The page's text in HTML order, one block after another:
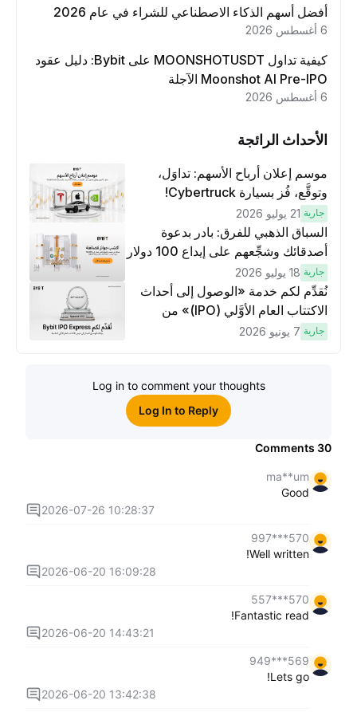
أفضل أسهم الذكاء الاصطناعي للشراء في عام 2026
كيفية تداول MOONSHOTUSDT على Bybit: دليل عقود
Moonshot AI Pre-IPO الآجلة
الأحداث الرائجة
موسم إعلان أرباح الأسهم: تداوَل،
وتوقَّع، فُز بسيارة Cybertruck!
جارية 21 يوليو 2026
السباق الذهبي للفرق: بادر بدعوة
أصدقائك وشجِّعهم على إيداع 100 دولار
لكسَب مكافآت مُضاعَفة
جارية 18 يوليو 2026
نُقدِّم لكم خدمة «الوصول إلى أحداث
الاكتتاب العام الأوَّلي (IPO)» من
Bybit، بوابتك للوصول المبكر إلى فرص
جارية 7 يونيو 2026
Log in to comment your thoughts
Log In to Reply
Comments
ma**um
Good
2026-07-26 10:28:37
570***997
Well written!
2026-06-20 16:09:28
570***557
Fantastic read!
2026-06-20 14:43:21
569***949
Lets go!
2026-06-20 13:42:38